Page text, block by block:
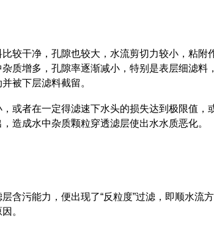
较干净，孔隙也较大，水流剪切力较小，粘附
质增多，孔隙率逐渐减小，特别是表层细滤料
被下层滤料截留。
或者在一定得滤速下水头的损失达到极限值，
造成水中杂质颗粒穿透滤层使出水水质恶化。
含污能力，便出现了“反粒度”过滤，即顺水流
。